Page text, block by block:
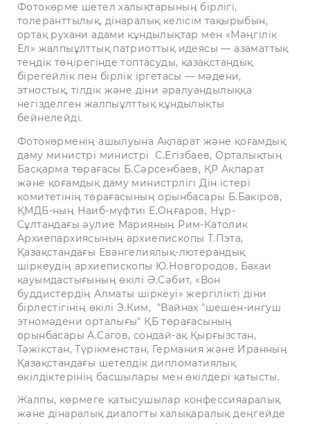
Фотокөрме шетел халықтарының бірлігі,
толеранттылық, дінаралық келісім тақырыбын,
ортақ рухани адами құндылықтар мен «Мәңгілік
Ел» жалпыұлттық патриоттық идеясы — азаматтық
теңдік төңірегінде топтасуды, қазақстандық
бірегейлік пен бірлік іргетасы — мәдени,
этностық, тілдік және діни әралуандылыққа
негізделген жалпыұлттық құндылықты
бейнелейді.
Фотокөрменің ашылуына Ақпарат және қоғамдық
даму министрі министрі С.Егізбаев, Орталықтың
Басқарма төрағасы Б.Сәрсенбаев, ҚР Ақпарат
және қоғамдық даму министрлігі Дін істері
комитетінің төрағасының орынбасары Б.Бакіров,
ҚМДБ-ның Наиб-мүфтиі Е.Оңғаров, Нұр-
Сұлтандағы әулие Марияның Рим-Католик
Архиепархиясының архиепископы Т.Пэта,
Қазақстандағы Евангелиялық-лютерандық
шіркеудің архиепископы Ю.Новгородов, Бахаи
қауымдастығының өкілі Ә.Сәбит, «Вон
буддистердің Алматы шіркеуі» жергілікті діни
бірлестігінің өкілі Э.Ким, "Вайнах "шешен-ингуш
этномәдени орталығы" ҚБ төрағасының
орынбасары А.Сагов, сондай-ақ Қырғызстан,
Тәжікстан, Түрікменстан, Германия және Иранның
Қазақстандағы шетелдік дипломатиялық
өкілдіктерінің басшылары мен өкілдері қатысты.
Жалпы, көрмеге қатысушылар конфессияаралық
және дінаралық диалогты халықаралық деңгейде